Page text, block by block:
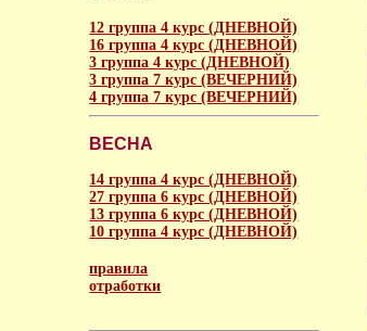
12 группа 4 курс (ДНЕВНОЙ)
16 группа 4 курс (ДНЕВНОЙ)
3 группа 4 курс (ДНЕВНОЙ)
3 группа 7 курс (ВЕЧЕРНИЙ)
4 группа 7 курс (ВЕЧЕРНИЙ)
ВЕСНА
14 группа 4 курс (ДНЕВНОЙ)
27 группа 6 курс (ДНЕВНОЙ)
13 группа 6 курс (ДНЕВНОЙ)
10 группа 4 курс (ДНЕВНОЙ)
правила
отработки